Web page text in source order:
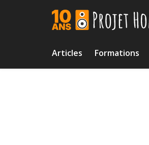
Articles Formations